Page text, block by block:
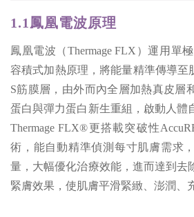
1.1鳳凰電波原理
鳳凰電波（Thermage FLX）運用單
容積式加熱原理，將能量精準傳導至
S筋膜層，由外而內全層加熱真皮層
蛋白與彈力蛋白新生重組，啟動人體
Thermage FLX®更搭載突破性
術，能自動精準偵測每寸肌膚需求
量，大幅優化治療效能，進而達到去
緊膚效果，使肌膚平滑緊緻、澎潤、